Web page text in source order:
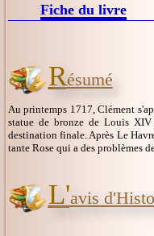
Fiche du livre
Résumé
Au printemps 1717, Clément
statue de bronze de Louis
destination finale. Après Le
tante Rose qui a des problèmes
L'avis